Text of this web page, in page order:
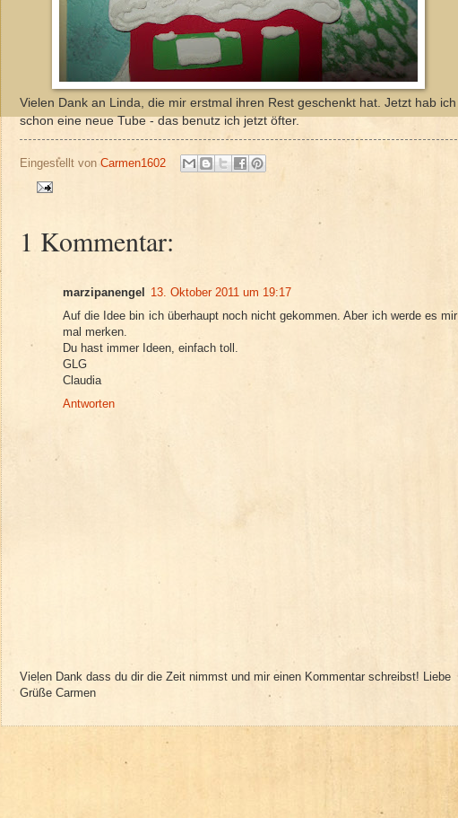
Vielen Dank an Linda, die mir erstmal ihren Rest geschenkt hat. Jetzt hab ich
schon eine neue Tube - das benutz ich jetzt öfter.
Eingestellt von Carmen1602
1 Kommentar:
marzipanengel
13. Oktober 2011 um 19:17
Auf die Idee bin ich überhaupt noch nicht gekommen. Aber ich werde es mir
mal merken.
Du hast immer Ideen, einfach toll.
GLG
Claudia
Antworten
Vielen Dank dass du dir die Zeit nimmst und mir einen Kommentar schreibst! Liebe
Grüße Carmen